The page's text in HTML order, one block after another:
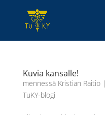
Kuvia kansalle!
mennessä Kristian Raitio|
TuKY-blogi